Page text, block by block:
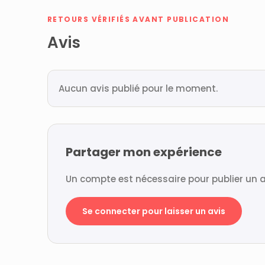
RETOURS VÉRIFIÉS AVANT PUBLICATION
Avis
Aucun avis publié pour le moment.
Partager mon expérience
Un compte est nécessaire pour publier un
Se connecter pour laisser un avis